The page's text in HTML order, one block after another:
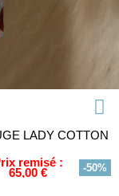
LADY COTTON
remisé :
65,00 € -50%